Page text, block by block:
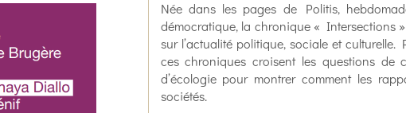
Née dans les pages de Politis,
démocratique, la chronique « Intersections
sur l’actualité politique, sociale et culturelle.
ces chroniques croisent les questions
d’écologie pour montrer comment les
sociétés.